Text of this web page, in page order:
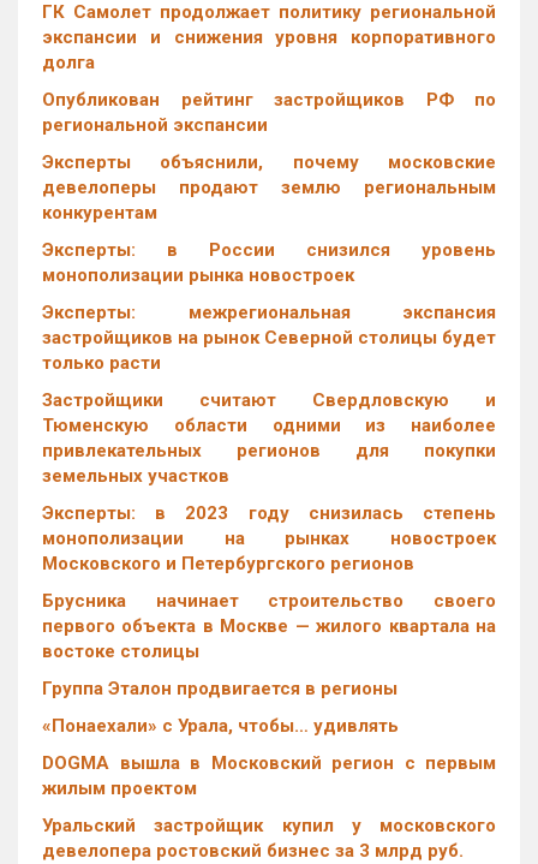
ГК Самолет продолжает политику региональной
экспансии и снижения уровня корпоративного
долга
Опубликован рейтинг застройщиков РФ по
региональной экспансии
Эксперты объяснили, почему московские
девелоперы продают землю региональным
конкурентам
Эксперты: в России снизился уровень
монополизации рынка новостроек
Эксперты: межрегиональная экспансия
застройщиков на рынок Северной столицы будет
только расти
Застройщики считают Свердловскую и
Тюменскую области одними из наиболее
привлекательных регионов для покупки
земельных участков
Эксперты: в 2023 году снизилась степень
монополизации на рынках новостроек
Московского и Петербургского регионов
Брусника начинает строительство своего
первого объекта в Москве — жилого квартала на
востоке столицы
Группа Эталон продвигается в регионы
«Понаехали» с Урала, чтобы… удивлять
DOGMA вышла в Московский регион с первым
жилым проектом
Уральский застройщик купил у московского
девелопера ростовский бизнес за 3 млрд руб.